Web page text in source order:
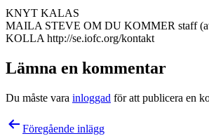
KNYT KALAS
MAILA STEVE OM DU KOMMER staff
KOLLA http://se.iofc.org/kontakt
Lämna en kommentar
Du måste vara inloggad för att publicera en
Inläggsnavigering
Föregående inlägg